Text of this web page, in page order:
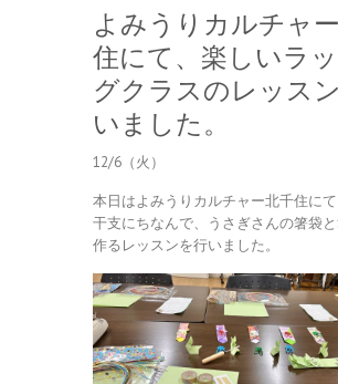
よみうりカルチャ
住にて、楽しいラ
グクラスのレッス
いました。
12/6（火）
本日はよみうりカルチャー北千住に
干支にちなんで、うさぎさんの箸袋
作るレッスンを行いました。